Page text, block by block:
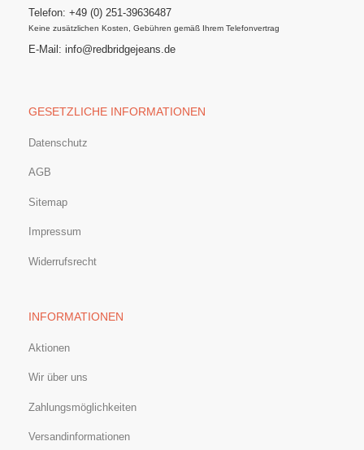
Telefon: +49 (0) 251-39636487
Keine zusätzlichen Kosten, Gebühren gemäß Ihrem Telefonvertrag
E-Mail: info@redbridgejeans.de
GESETZLICHE INFORMATIONEN
Datenschutz
AGB
Sitemap
Impressum
Widerrufsrecht
INFORMATIONEN
Aktionen
Wir über uns
Zahlungsmöglichkeiten
Versandinformationen